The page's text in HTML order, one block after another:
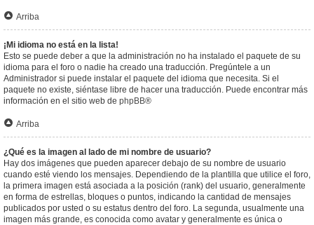
Arriba
¡Mi idioma no está en la lista!
Esto se puede deber a que la administración no ha instalado el paquete de su
idioma para el foro o nadie ha creado una traducción. Pregúntele a un
Administrador si puede instalar el paquete del idioma que necesita. Si el
paquete no existe, siéntase libre de hacer una traducción. Puede encontrar más
información en el sitio web de phpBB®
Arriba
¿Qué es la imagen al lado de mi nombre de usuario?
Hay dos imágenes que pueden aparecer debajo de su nombre de usuario
cuando esté viendo los mensajes. Dependiendo de la plantilla que utilice el foro,
la primera imagen está asociada a la posición (rank) del usuario, generalmente
en forma de estrellas, bloques o puntos, indicando la cantidad de mensajes
publicados por usted o su estatus dentro del foro. La segunda, usualmente una
imagen más grande, es conocida como avatar y generalmente es única o